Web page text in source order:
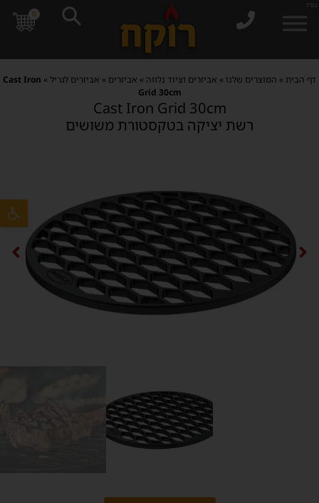
פתח
בס"ד
0
דף הבית » המוצרים שלנו » אביזרים וציוד נלווה » אביזרים » אביזרים לגריל »
Cast Iron
Grid 30cm
Cast Iron Grid 30cm
רשת יציקה בטקסטורת משושים